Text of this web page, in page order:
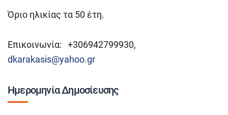
Όριο ηλικίας τα 50 έτη.
Επικοινωνία: +306942799930,
dkarakasis@yahoo.gr
Ημερομηνία Δημοσίευσης